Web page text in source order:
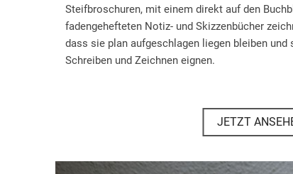
Steifbroschuren, mit einem direkt auf den
fadengehefteten Notiz- und Skizzenbücher
dass sie plan aufgeschlagen liegen bleiben und
Schreiben und Zeichnen eignen.
JETZT